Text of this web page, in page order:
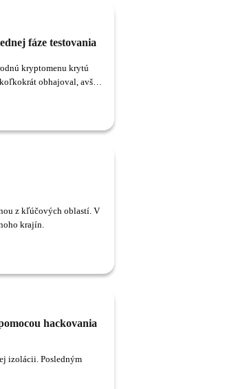
fáze testovania
kryptomenu krytú
obhajoval, avšak
z kľúčových oblastí. V
krajín.
hackovania
izolácii. Posledným